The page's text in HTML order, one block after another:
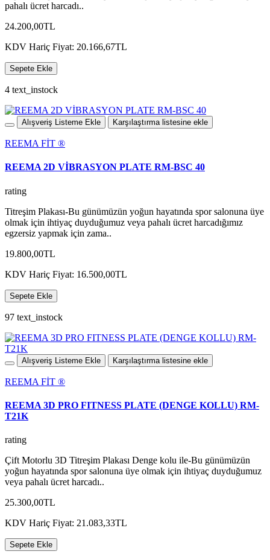
pahalı ücret harcadı..
24.200,00TL
KDV Hariç Fiyat: 20.166,67TL
Sepete Ekle
4 text_instock
Alışveriş Listeme Ekle Karşılaştırma listesine ekle
REEMA FİT ®️
REEMA 2D VİBRASYON PLATE RM-BSC 40
rating
Titreşim Plakası-Bu günümüzün yoğun hayatında spor salonuna üye
olmak için ihtiyaç duyduğumuz veya pahalı ücret harcadığımız
egzersiz yapmak için zama..
19.800,00TL
KDV Hariç Fiyat: 16.500,00TL
Sepete Ekle
97 text_instock
Alışveriş Listeme Ekle Karşılaştırma listesine ekle
REEMA FİT ®️
REEMA 3D PRO FITNESS PLATE (DENGE KOLLU) RM-
T21K
rating
Çift Motorlu 3D Titreşim Plakası Denge kolu ile-Bu günümüzün
yoğun hayatında spor salonuna üye olmak için ihtiyaç duyduğumuz
veya pahalı ücret harcadı..
25.300,00TL
KDV Hariç Fiyat: 21.083,33TL
Sepete Ekle